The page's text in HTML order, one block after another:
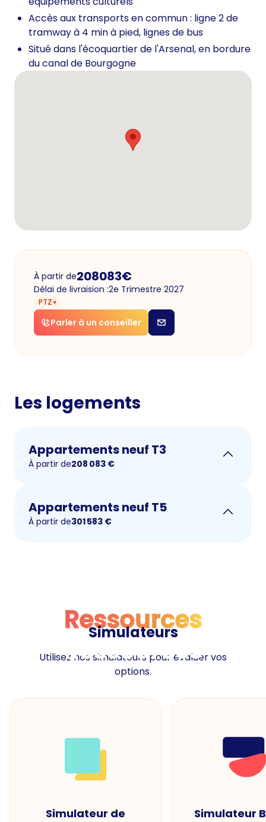
Accès aux transports en commun : ligne 2 de
tramway à 4 min à pied, lignes de bus
Situé dans l'écoquartier de l'Arsenal, en bordure
du canal de Bourgogne
À partir de208083€
Délai de livraision :2e Trimestre 2027
PTZ+
Parler à un conseiller
Les logements
Appartements neuf T3
À partir de208 083 €
Appartements neuf T5
À partir de301 583 €
Ressources
Ressources
Simulateurs
Utilisez nos simulateurs pour évaluer vos
options.
Simulateur de
Simulateur